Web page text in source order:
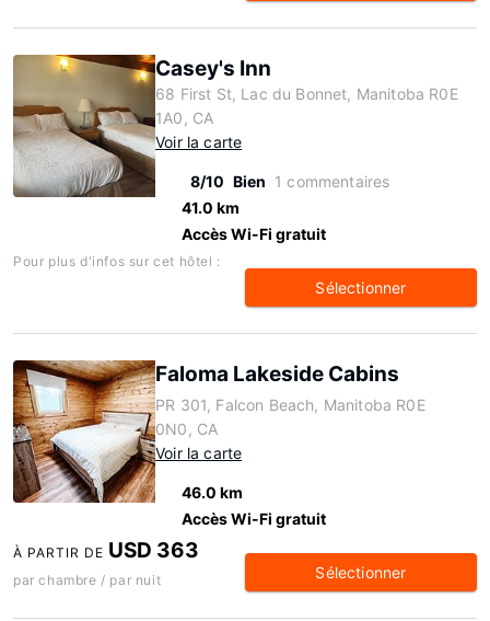
Casey's Inn
68 First St, Lac du Bonnet, Manitoba R0E
1A0, CA
Voir la carte
8/10 Bien 1 commentaires
41.0 km
Accès Wi-Fi gratuit
Pour plus d'infos sur cet hôtel :
Sélectionner
Faloma Lakeside Cabins
PR 301, Falcon Beach, Manitoba R0E
0N0, CA
Voir la carte
46.0 km
Accès Wi-Fi gratuit
À PARTIR DE USD 363
par chambre / par nuit Sélectionner